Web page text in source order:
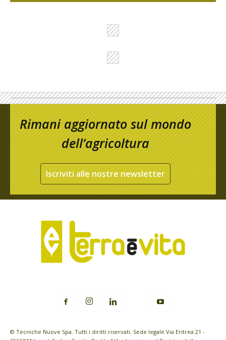
Rimani aggiornato sul mondo
dell’agricoltura
Iscriviti alle nostre newsletter
© Tecniche Nuove Spa. Tutti i diritti riservati. Sede legale Via Eritrea 21 -